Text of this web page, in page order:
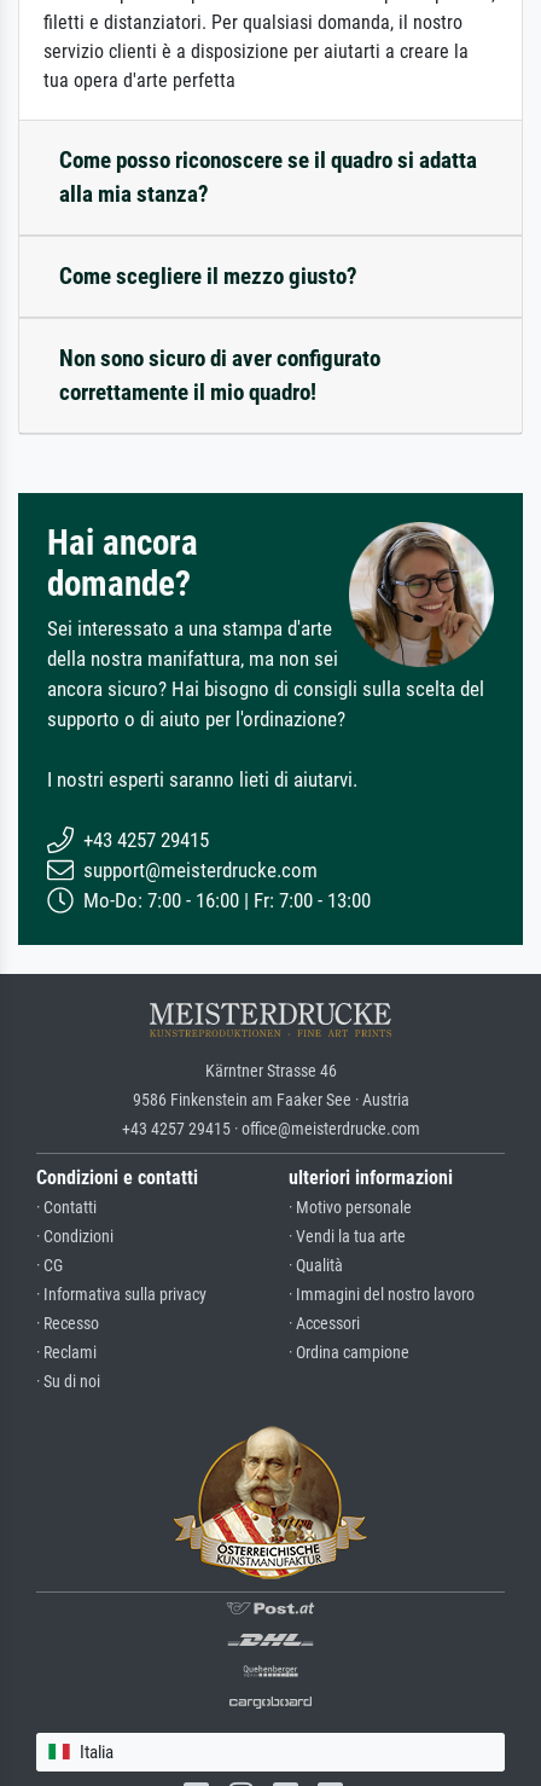
filetti e distanziatori. Per qualsiasi domanda, il nostro
servizio clienti è a disposizione per aiutarti a creare la
tua opera d'arte perfetta
Come posso riconoscere se il quadro si adatta
alla mia stanza?
Come scegliere il mezzo giusto?
Non sono sicuro di aver configurato
correttamente il mio quadro!
Hai ancora
domande?
Sei interessato a una stampa d'arte
della nostra manifattura, ma non sei
ancora sicuro? Hai bisogno di consigli sulla scelta del
supporto o di aiuto per l'ordinazione?
I nostri esperti saranno lieti di aiutarvi.
+43 4257 29415
support@meisterdrucke.com
Mo-Do: 7:00 - 16:00 | Fr: 7:00 - 13:00
Kärntner Strasse 46
9586 Finkenstein am Faaker See · Austria
+43 4257 29415 · office@meisterdrucke.com
Condizioni e contatti
· Contatti
· Condizioni
· CG
· Informativa sulla privacy
· Recesso
· Reclami
· Su di noi
ulteriori informazioni
· Motivo personale
· Vendi la tua arte
· Qualità
· Immagini del nostro lavoro
· Accessori
· Ordina campione
Italia